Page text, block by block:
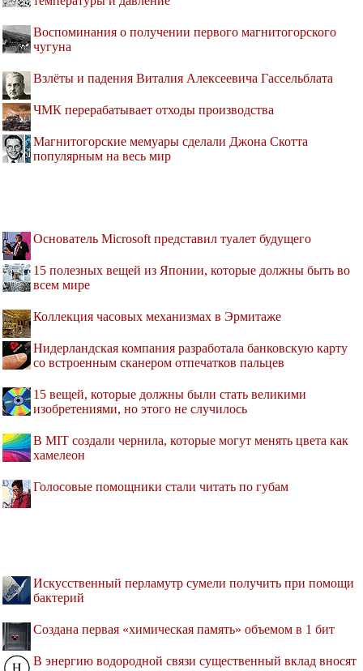
Воспоминания о получении первого магнитогорского
чугуна
Взлёты и падения Виталия Алексеевича Гассельблата
ЧМК перерабатывает отходы производства
Магнитогорские мемуары сделали Джона Скотта
популярным на весь мир
Основатель Microsoft представил туалет будущего
15 полезных вещей из Японии, которые должны быть во
всем мире
Коллекция часовых механизмах в Эрмитаже
Нидерландская компания разработала банковскую карту
со встроенным сканером отпечатков пальцев
15 вещей, которые должны были стать великими
изобретениями, но этого не случилось
В MIT создали чернила, которые могут менять цвета как
хамелеон
Голосовые помощники стали читать по губам
Искусственный перламутр сумели получить при помощи
бактерий
Создана первая «химическая память» объемом в 1 бит
В энергию водородной связи существенный вклад вносят